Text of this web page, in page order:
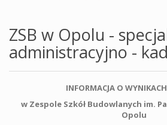
ZSB w Opolu -
administracyjno -
INFORMACJA O
w Zespole Szkół Budowlanych im.
Opolu